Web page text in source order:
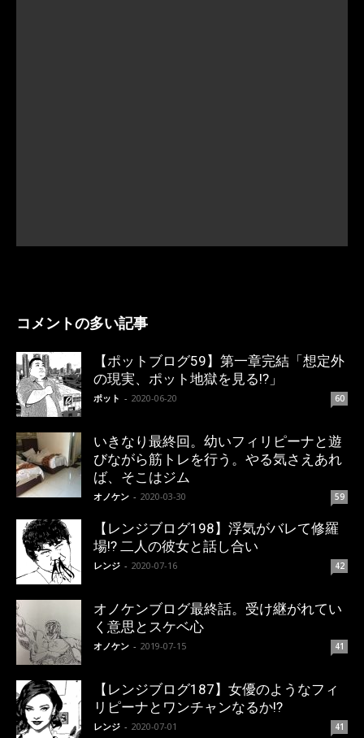
コメントの多い記事
【ポットブログ59】第一章完結「想定外
の現実、ポット地獄を見る!?」
ポット - 2020-06-20 60
いきなり最終回。幼いフィリピーナと遊
びながら筋トレを行う。やる気さえあれ
ば、そこはジム
オノケン - 2020-03-30 59
【レンジブログ198】浮気がバレて修羅
場!? 二人の彼女と話し合い
レンジ - 2020-07-16 42
オノケンブログ最終話。受け継がれてい
く意思とスケベ心
オノケン - 2019-07-15 41
【レンジブログ187】女優のようなフィ
リピーナとワンチャンなるか!?
レンジ - 2020-07-01 41